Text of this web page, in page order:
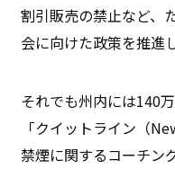
割引販売の禁止など、
会に向けた政策を推進
それでも州内には140
「クイットライン（
禁煙に関するコーチン